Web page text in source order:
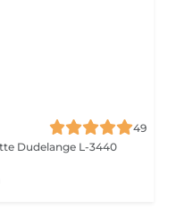
49
Dudelange L-3440